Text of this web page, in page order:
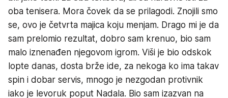
oba tenisera. Mora čovek da se prilagodi. Znojili smo
se, ovo je četvrta majica koju menjam. Drago mi je da
sam prelomio rezultat, dobro sam krenuo, bio sam
malo iznenađen njegovom igrom. Viši je bio odskok
lopte danas, dosta brže ide, za nekoga ko ima takav
spin i dobar servis, mnogo je nezgodan protivnik
iako je levoruk poput Nadala. Bio sam izazvan na